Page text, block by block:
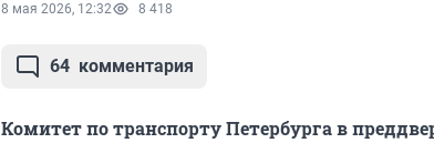
8 мая 2026, 12:32 8 418
64 комментария
Комитет по транспорту Петербурга в